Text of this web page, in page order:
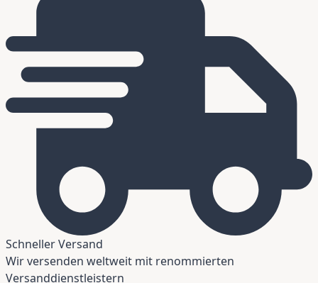
Schneller Versand
Wir versenden weltweit mit renommierten
Versanddienstleistern